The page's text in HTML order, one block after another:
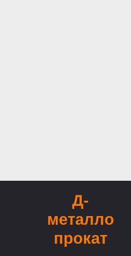
Д-
металло
прокат